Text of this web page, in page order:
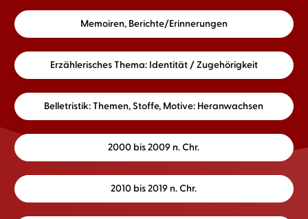
Memoiren, Berichte/Erinnerungen
Erzählerisches Thema: Identität / Zugehörigkeit
Belletristik: Themen, Stoffe, Motive: Heranwachsen
2000 bis 2009 n. Chr.
2010 bis 2019 n. Chr.